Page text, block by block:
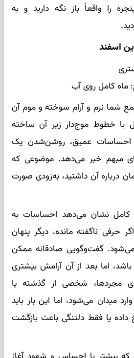
را واقعاً باز نگه دارید و به
اسفند
کامل روی آب
شما نرم و آرام سوخته و موم آن
با خطوط موج‌دار زیر آن ساخته
احساسات عمیق، روشن‌شدن یک
مبهم خبر می‌دهد. موضوعی که
آن داشتید، به‌زودی صورت
کامل نشان می‌دهد احساسات به
حرفی ناگفته مانده، دیگر پنهان
گفت‌وگویی صادقانه ممکن
اما بعد از آن آرامش بیشتری
مجردها، شخصی از گذشته یا
میدان می‌شود، اما این بار باید
داده یا فقط دلتنگی باعث بازگشت